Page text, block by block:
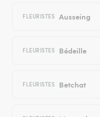
FLEURISTES Ausseing
FLEURISTES Bédeille
FLEURISTES Betchat